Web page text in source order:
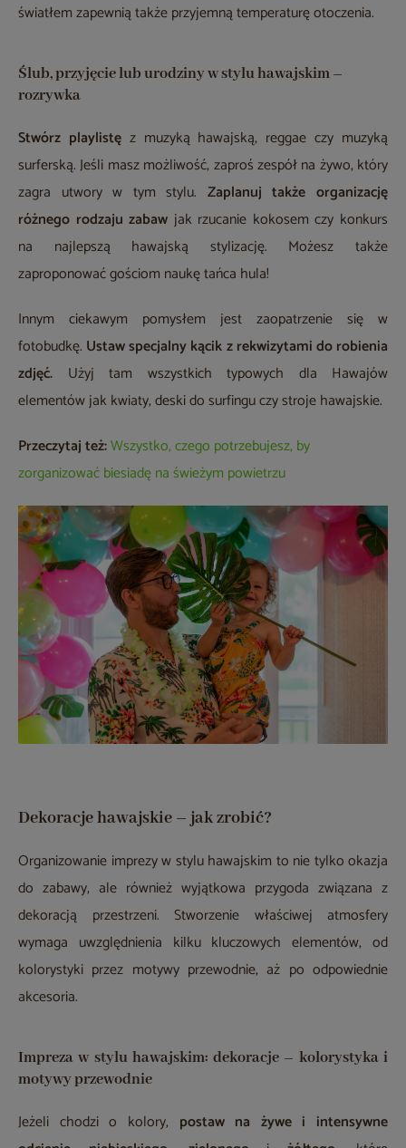
światłem zapewnią także przyjemną temperaturę otoczenia.
Ślub, przyjęcie lub urodziny w stylu hawajskim –
rozrywka
Stwórz playlistęz muzyką hawajską, reggae czy muzyką
surferską. Jeśli masz możliwość, zaproś zespół na żywo, który
zagra utwory w tym stylu. Zaplanuj także organizację
różnego rodzaju zabaw jak rzucanie kokosem czy konkurs
na najlepszą hawajską stylizację. Możesz także
zaproponować gościom naukę tańca hula!
Innym ciekawym pomysłem jest zaopatrzenie się w
fotobudkę. Ustaw specjalny kącik z rekwizytami do robienia
zdjęć. Użyj tam wszystkich typowych dla Hawajów
elementów jak kwiaty, deski do surfingu czy stroje hawajskie.
Przeczytaj też:Wszystko, czego potrzebujesz, by
zorganizować biesiadę na świeżym powietrzu
Dekoracje hawajskie – jak zrobić?
Organizowanie imprezy w stylu hawajskim to nie tylko okazja
do zabawy, ale również wyjątkowa przygoda związana z
dekoracją przestrzeni. Stworzenie właściwej atmosfery
wymaga uwzględnienia kilku kluczowych elementów, od
kolorystyki przez motywy przewodnie, aż po odpowiednie
akcesoria.
Impreza w stylu hawajskim: dekoracje – kolorystyka i
motywy przewodnie
Jeżeli chodzi o kolory, postaw na żywe i intensywne